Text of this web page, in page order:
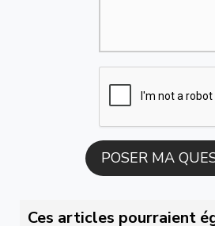
Ces articles pourraient